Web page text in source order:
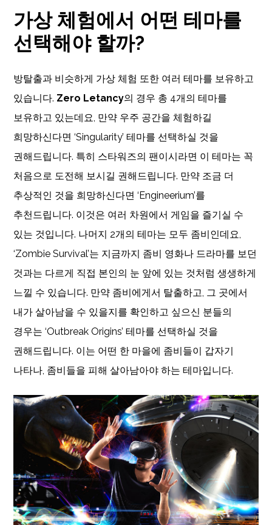
가상 체험에서 어떤 테마를
선택해야 할까?
방탈출과 비슷하게 가상 체험 또한 여러 테마를 보유하고
있습니다. Zero Letancy의 경우 총 4개의 테마를
보유하고 있는데요, 만약 우주 공간을 체험하길
희망하신다면 ‘Singularity’ 테마를 선택하실 것을
권해드립니다. 특히 스타워즈의 팬이시라면 이 테마는 꼭
처음으로 도전해 보시길 권해드립니다. 만약 조금 더
추상적인 것을 희망하신다면 ‘Engineerium’를
추천드립니다. 이것은 여러 차원에서 게임을 즐기실 수
있는 것입니다. 나머지 2개의 테마는 모두 좀비인데요,
‘Zombie Survival’는 지금까지 좀비 영화나 드라마를 보던
것과는 다르게 직접 본인의 눈 앞에 있는 것처럼 생생하게
느낄 수 있습니다. 만약 좀비에게서 탈출하고, 그 곳에서
내가 살아남을 수 있을지를 확인하고 싶으신 분들의
경우는 ‘Outbreak Origins’ 테마를 선택하실 것을
권해드립니다. 이는 어떤 한 마을에 좀비들이 갑자기
나타나, 좀비들을 피해 살아남아야 하는 테마입니다.